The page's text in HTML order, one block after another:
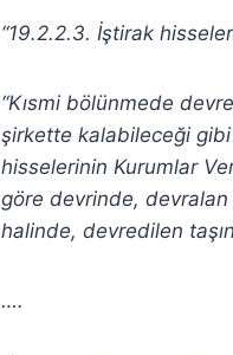
“19.2.2.3. İştirak
“Kısmi bölünmede
şirkette kalabileceği
hisselerinin Kurumlar
göre devrinde,
halinde, devredilen
….